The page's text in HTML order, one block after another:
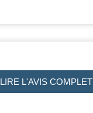
LIRE L'AVIS COMPLET